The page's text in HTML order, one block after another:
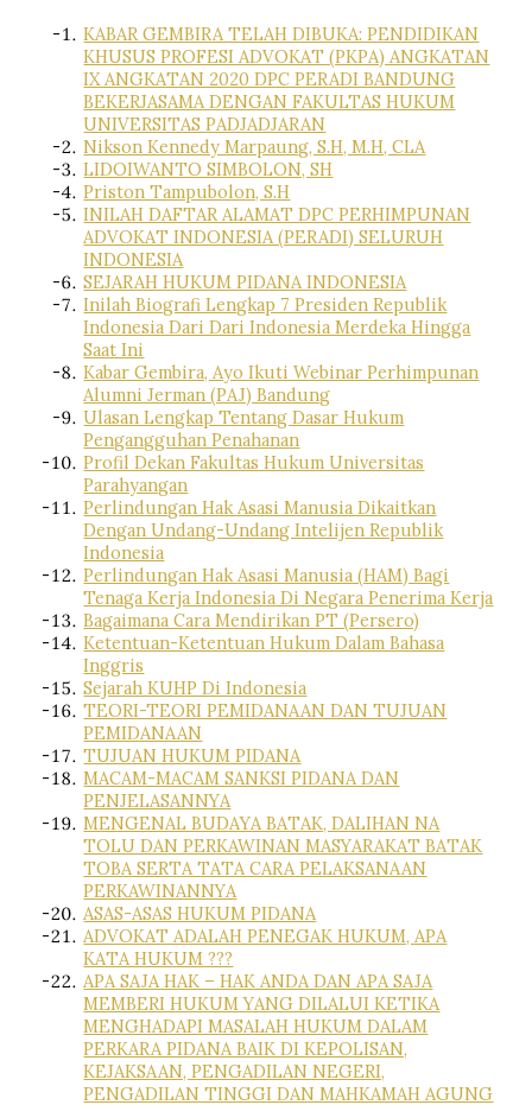
KABAR GEMBIRA TELAH DIBUKA: PENDIDIKAN
KHUSUS PROFESI ADVOKAT (PKPA) ANGKATAN
IX ANGKATAN 2020 DPC PERADI BANDUNG
BEKERJASAMA DENGAN FAKULTAS HUKUM
UNIVERSITAS PADJADJARAN
Nikson Kennedy Marpaung, S.H, M.H, CLA
LIDOIWANTO SIMBOLON, SH
Priston Tampubolon, S.H
INILAH DAFTAR ALAMAT DPC PERHIMPUNAN
ADVOKAT INDONESIA (PERADI) SELURUH
INDONESIA
SEJARAH HUKUM PIDANA INDONESIA
Inilah Biografi Lengkap 7 Presiden Republik
Indonesia Dari Dari Indonesia Merdeka Hingga
Saat Ini
Kabar Gembira, Ayo Ikuti Webinar Perhimpunan
Alumni Jerman (PAJ) Bandung
Ulasan Lengkap Tentang Dasar Hukum
Pengangguhan Penahanan
Profil Dekan Fakultas Hukum Universitas
Parahyangan
Perlindungan Hak Asasi Manusia Dikaitkan
Dengan Undang-Undang Intelijen Republik
Indonesia
Perlindungan Hak Asasi Manusia (HAM) Bagi
Tenaga Kerja Indonesia Di Negara Penerima Kerja
Bagaimana Cara Mendirikan PT (Persero)
Ketentuan-Ketentuan Hukum Dalam Bahasa
Inggris
Sejarah KUHP Di Indonesia
TEORI-TEORI PEMIDANAAN DAN TUJUAN
PEMIDANAAN
TUJUAN HUKUM PIDANA
MACAM-MACAM SANKSI PIDANA DAN
PENJELASANNYA
MENGENAL BUDAYA BATAK, DALIHAN NA
TOLU DAN PERKAWINAN MASYARAKAT BATAK
TOBA SERTA TATA CARA PELAKSANAAN
PERKAWINANNYA
ASAS-ASAS HUKUM PIDANA
ADVOKAT ADALAH PENEGAK HUKUM, APA
KATA HUKUM ???
APA SAJA HAK – HAK ANDA DAN APA SAJA
MEMBERI HUKUM YANG DILALUI KETIKA
MENGHADAPI MASALAH HUKUM DALAM
PERKARA PIDANA BAIK DI KEPOLISAN,
KEJAKSAAN, PENGADILAN NEGERI,
PENGADILAN TINGGI DAN MAHKAMAH AGUNG